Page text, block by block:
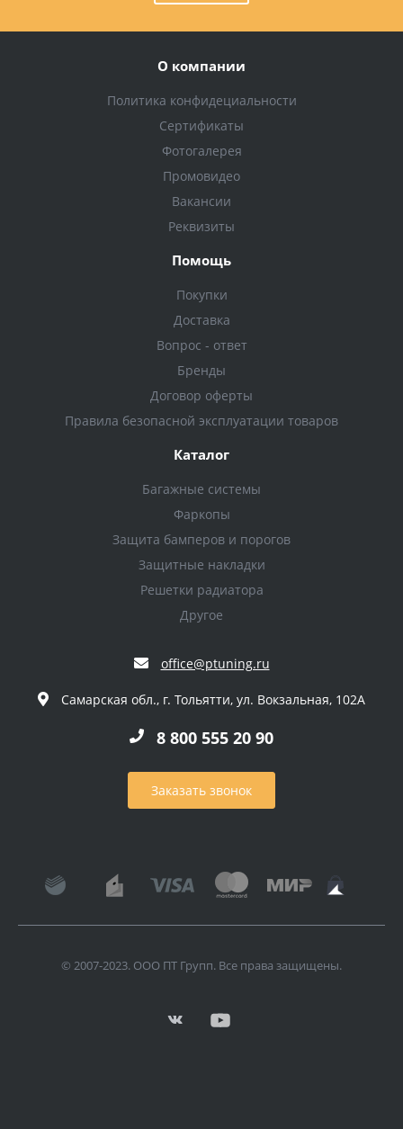
О компании
Политика конфидециальности
Сертификаты
Фотогалерея
Промовидео
Вакансии
Реквизиты
Помощь
Покупки
Доставка
Вопрос - ответ
Бренды
Договор оферты
Правила безопасной эксплуатации товаров
Каталог
Багажные системы
Фаркопы
Защита бамперов и порогов
Защитные накладки
Решетки радиатора
Другое
office@ptuning.ru
Самарская обл., г. Тольятти, ул. Вокзальная, 102А
8 800 555 20 90
Заказать звонок
© 2007-2023. ООО ПТ Групп. Все права защищены.